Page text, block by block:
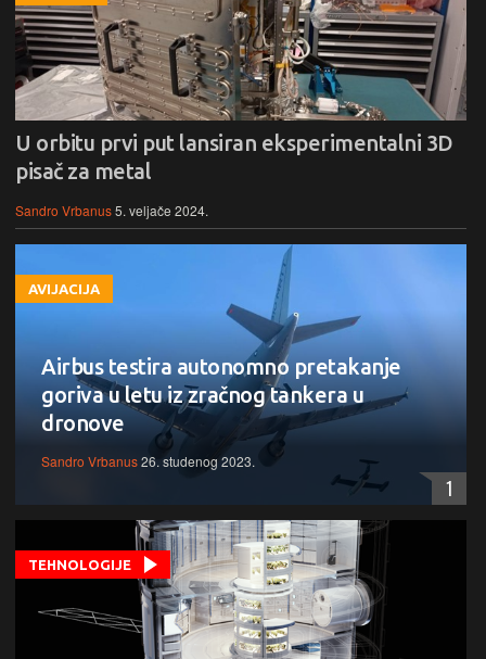
U orbitu prvi put lansiran eksperimentalni 3D
pisač za metal
Sandro Vrbanus5. veljače 2024.
AVIJACIJA
Airbus testira autonomno pretakanje
goriva u letu iz zračnog tankera u
dronove
Sandro Vrbanus26. studenog 2023.
1
TEHNOLOGIJE